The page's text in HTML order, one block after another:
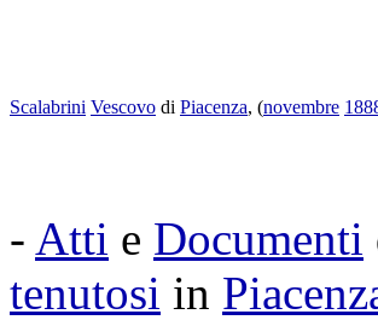
Scalabrini Vescovo di Piacenza, (novembre
- Atti e Documenti
tenutosi in